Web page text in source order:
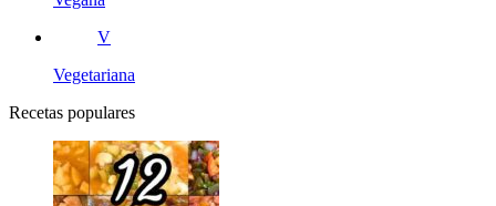
V
Vegetariana
Recetas populares